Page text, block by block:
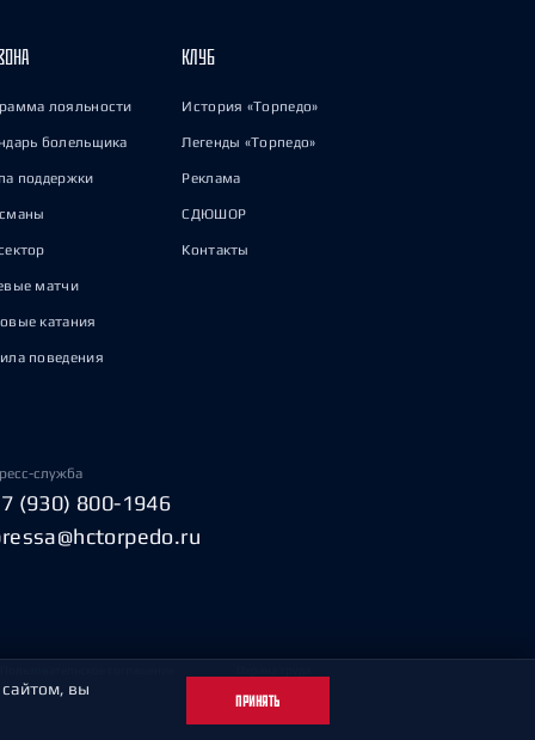
лояльности
болельщика
поддержки
матчи
катания
поведения
КЛУБ
История «Торпедо»
Легенды «Торпедо»
Реклама
СДЮШОР
Контакты
служба
(930) 800-1946
сайтом, вы
ПРИНЯТЬ